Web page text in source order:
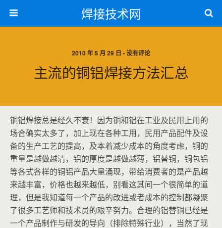
焊接技术网
2010 年 5 月 29 日 • 没有评论
主流的铜铝焊接方法汇总
铜铝焊接总是经久不衰！因为铜和铝在工业及民用上用的
场合确实太多了，加上现在各种工用，民用产品配件及设
备的生产工艺的提高，及本着减少成本的角度考虑，铜的
重量是越做越清，铝的厚度是越做越薄，铝替铜，铜包铝
等各式各样的铜铝产品大量涌现，带给消费者的是产品越
来越丰富，价格也越来越低，别看这其间一个很简单的道
理，但是我知道每一个产品的改进或者成本的控制都凝聚
了很多工艺师和技术员的艰辛努力。合理的铝替铜已经是
一个产品制作与研发的导向（排除特殊行业），当然了现